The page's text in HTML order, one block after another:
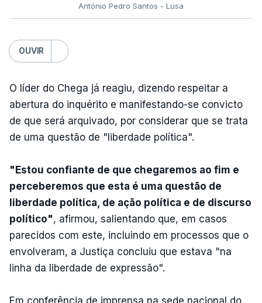
António Pedro Santos - Lusa
OUVIR
O líder do Chega já reagiu, dizendo respeitar a
abertura do inquérito e manifestando-se convicto
de que será arquivado, por considerar que se trata
de uma questão de "liberdade política".
"Estou confiante de que chegaremos ao fim e
perceberemos que esta é uma questão de
liberdade política, de ação política e de discurso
político", afirmou, salientando que, em casos
parecidos com este, incluindo em processos que o
envolveram, a Justiça concluiu que estava "na
linha da liberdade de expressão".
Em conferência de imprensa na sede nacional do